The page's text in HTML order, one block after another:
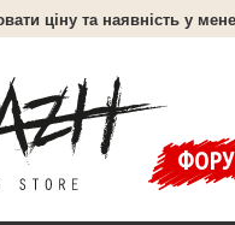
ціну та наявність у